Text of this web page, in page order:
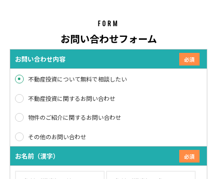
FORM
お問い合わせフォーム
お問い合わせ内容
不動産投資について無料で相談したい
不動産投資に関するお問い合わせ
物件のご紹介に関するお問い合わせ
その他のお問い合わせ
お名前（漢字）